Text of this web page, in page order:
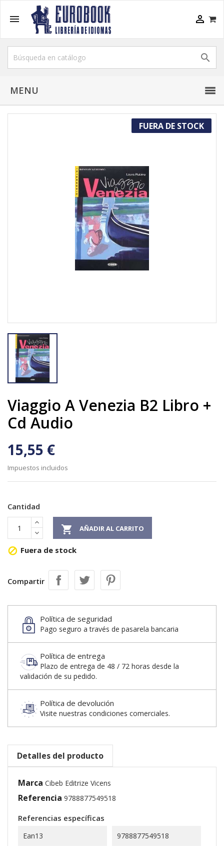
 

MENU
FUERA DE STOCK
Viaggio A Venezia B2 Libro +
Cd Audio
15,55 €
Impuestos incluidos
Cantidad
 AÑADIR AL CARRITO
 Fuera de stock
Compartir
Política de seguridad
Pago seguro a través de pasarela bancaria
Política de entrega
Plazo de entrega de 48 / 72 horas desde la
validación de su pedido.
Política de devolución
Visite nuestras condiciones comerciales.
Detalles del producto
Marca Cibeb Editrize Vicens
Referencia 9788877549518
Referencias específicas
Ean13 9788877549518